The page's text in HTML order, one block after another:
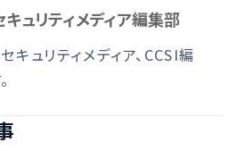
ュリティメディア編集部
キュリティメディア、CCSI編